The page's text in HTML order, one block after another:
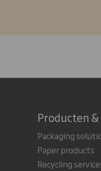
Producten
Packaging
Paper products
Recycling